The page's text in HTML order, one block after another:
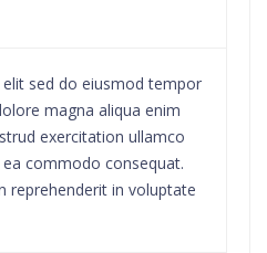
sed do eiusmod tempor
magna aliqua enim
exercitation ullamco
commodo consequat.
reprehenderit in voluptate